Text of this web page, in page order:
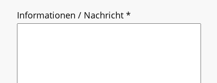
Informationen / Nachricht *